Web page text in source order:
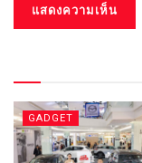
GADGET